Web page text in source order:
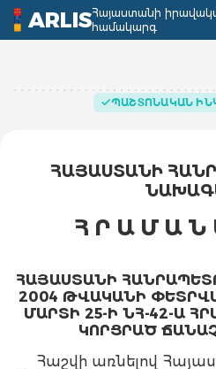
ARLISՀայաստանի
համակարգ
ՊԱՇՏՈՆԱԿԱՆ
ՀԱՅԱՍՏԱՆԻ
Հ Ր Ա Մ Ա Ն
ՀԱՅԱՍՏԱՆԻ
2004 ԹՎԱԿԱՆԻ
ՄԱՐՏԻ 25-Ի ՆՀ-42-Ա
ԿՈՐՑՐԱԾ
Հաշվի առնելով